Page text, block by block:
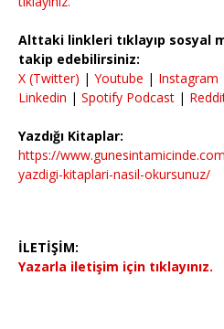
Alttaki linkleri tıklayıp sosyal
takip edebilirsiniz:
X (Twitter) | Youtube | Instagram
Linkedin | Spotify Podcast |
Yazdığı Kitaplar:
https://
yazdigi-kitaplari-nasil-okursunuz/
İLETİŞİM:
Yazarla iletişim için tıklayınız.